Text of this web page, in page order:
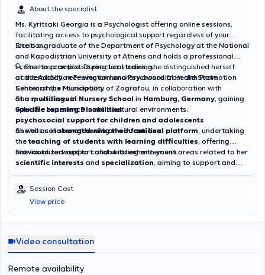
About the specialist
Ms. Kyritsaki Georgia is a Psychologist offering online sessions,
facilitating access to psychological support regardless of your
location.
She is agraduate of the Department of Psychology at the National
and Kapodistrian University of Athens and holds a professional
license to practice. During her studies, she distinguished herself
academically, receiving an honorary award from theState
Scholarships Foundation.
🔍 She has completedpractical training:
at theAddiction Prevention and Psychosocial Health Promotion
Center of the Municipality of Zografou, in collaboration with
at amultilingual Nursery School in Hamburg, Germany, gaining
valuable experience in multicultural environments.
She specializes in:
Specific Learning Disabilities
psychosocial support for children and adolescents
as well as instrengthening their families.
She has collaborated with aneducational platform, undertaking
theteaching of students with learning difficulties, offering
individualized support and skills enhancement.
She looks forward to collaborating with you in areas related to her
scientific interests and specialization, aiming to support and
Session Cost
View price
Video consultation
Remote availability